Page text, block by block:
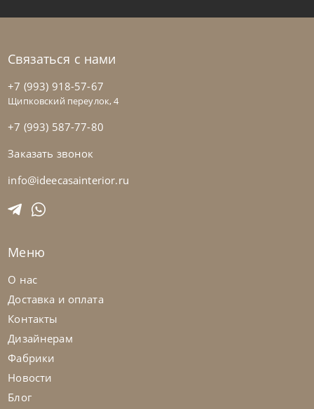
Nicoline
Диван Astedio
Связаться с нами
+7 (993) 918-57-67
Щипковский переулок, 4
+7 (993) 587-77-80
Заказать звонок
info@ideecasainterior.ru
Меню
О нас
Доставка и оплата
Контакты
Дизайнерам
Фабрики
Новости
Блог